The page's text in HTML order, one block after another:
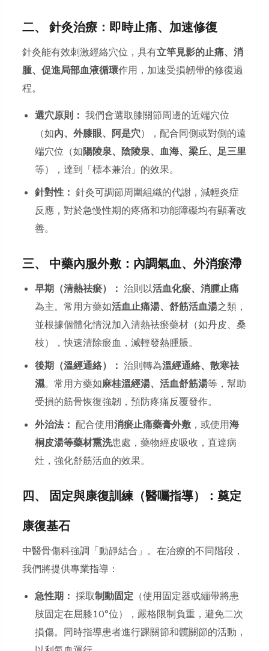
二、 針灸治療：即時止痛、加速修復
針灸能有效刺激經絡穴位，具有立竿見影的止痛、消
腫、促進局部血液循環作用，加速受損韌帶的修復過
程。
選穴原則： 我們會選取膝關節周邊的近端穴位
（如內、外膝眼、阿是穴），配合同側或對側的遠
端穴位（如陽陵泉、陰陵泉、血海、梁丘、足三里
等），達到「標本兼治」的效果。
針對性： 針灸可調節周圍組織的代謝，減輕炎症
反應，對於急慢性期的疼痛和功能障礙均有顯著改
善。
三、 中藥內服外敷：內調氣血、外消瘀滯
早期（清熱祛瘀）： 治則以活血化瘀、消腫止痛
為主。常用方藥如活血止痛湯、舒筋活血湯之類，
並根據個體化情況加入清熱祛瘀藥材（如丹皮、桑
枝），快速清除瘀血，減輕發熱腫脹。
後期（溫經通絡）： 治則轉為溫經通絡、散寒祛
濕。常用方藥如麻桂溫經湯、活血舒筋湯等，幫助
受損的筋骨恢復強韌，預防疼痛反覆發作。
外治法： 配合使用消瘀止痛藥膏外敷，或使用海
桐皮湯等藥材熏洗患處，藥物經皮吸收，直達病
灶，強化舒筋活血的效果。
四、 固定與康復訓練（醫囑指導）：奠定
康復基石
中醫骨傷科強調「動靜結合」。在治療的不同階段，
我們將提供專業指導：
急性期： 採取制動固定 （使用固定器或繃帶將患
肢固定在屈膝10°位），嚴格限制負重，避免二次
損傷。同時指導患者進行踝關節和髖關節的活動，